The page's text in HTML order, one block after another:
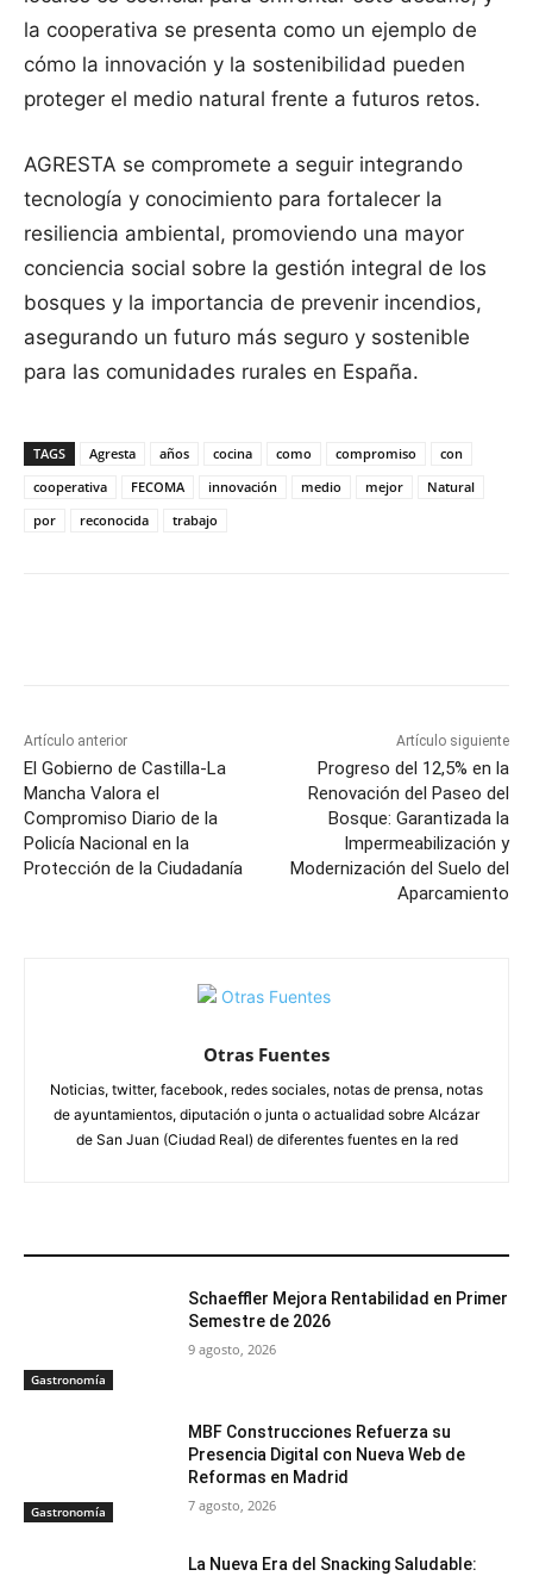
la cooperativa se presenta como un ejemplo de
cómo la innovación y la sostenibilidad pueden
proteger el medio natural frente a futuros retos.
AGRESTA se compromete a seguir integrando
tecnología y conocimiento para fortalecer la
resiliencia ambiental, promoviendo una mayor
conciencia social sobre la gestión integral de los
bosques y la importancia de prevenir incendios,
asegurando un futuro más seguro y sostenible
para las comunidades rurales en España.
TAGS Agresta años cocina como compromiso
con
cooperativa
FECOMA innovación medio mejor
Natural
por
reconocida trabajo
Artículo anterior
El Gobierno de Castilla-La
Mancha Valora el
Compromiso Diario de la
Policía Nacional en la
Protección de la Ciudadanía
Artículo siguiente
Progreso del 12,5% en la
Renovación del Paseo del
Bosque: Garantizada la
Impermeabilización y
Modernización del Suelo del
Aparcamiento
Otras Fuentes
Noticias, twitter, facebook, redes sociales, notas de prensa, notas
de ayuntamientos, diputación o junta o actualidad sobre Alcázar
de San Juan (Ciudad Real) de diferentes fuentes en la red
Gastronomía
Schaeffler Mejora Rentabilidad en Primer
Semestre de 2026
9 agosto, 2026
Gastronomía
MBF Construcciones Refuerza su
Presencia Digital con Nueva Web de
Reformas en Madrid
7 agosto, 2026
La Nueva Era del Snacking Saludable: